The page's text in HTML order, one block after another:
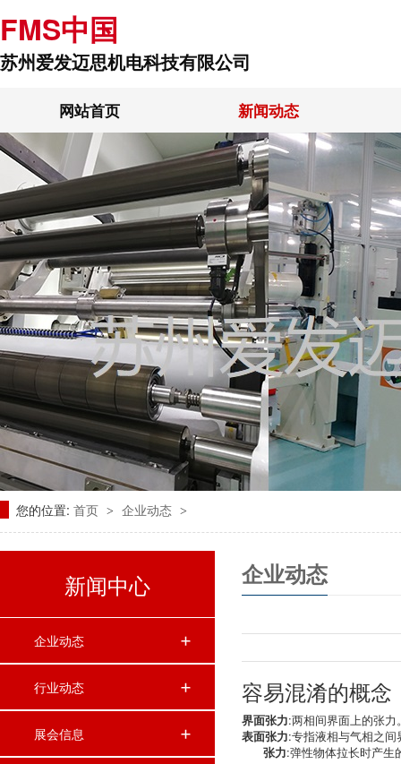
FMS中国
苏州爱发迈思机电科技有限公司
网站首页 新闻动态
您的位置: 首页 > 企业动态 >
新闻中心
企业动态
行业动态
展会信息
企业动态
容易混淆的概念
界面张力:两相间界面上的张力
表面张力:专指液相与气相之间
张力:弹性物体拉长时产生